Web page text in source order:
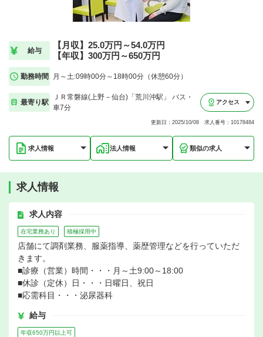
給与
【月収】25.0万円～54.0万円
【年収】300万円～650万円
勤務時間 月～土:09時00分～18時00分（休憩60分）
最寄り駅
ＪＲ常磐線(上野－仙台)「荒川沖駅」 バス・
車7分
アクセス
更新日：2025/10/08 求人番号：10178484
求人情報 法人情報 類似の求人
求人情報
求人内容
在宅業務あり 積極採用中
店舗にて調剤業務、服薬指導、薬歴管理などを行っていただ
きます。
■診療（営業）時間・・・月～土9:00～18:00
■休診（定休）日・・・日曜日、祝日
■応需科目・・・泌尿器科
給与
年収650万円以上可